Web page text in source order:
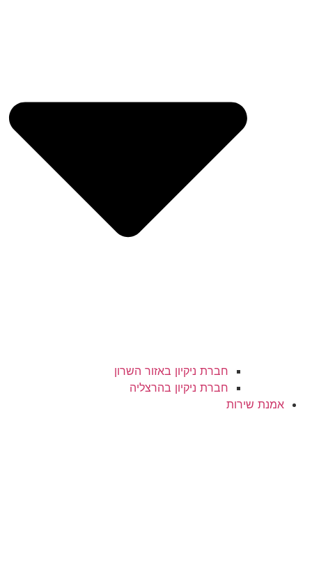
חברת ניקיון באזור השרון
חברת ניקיון בהרצליה
אמנת שירות